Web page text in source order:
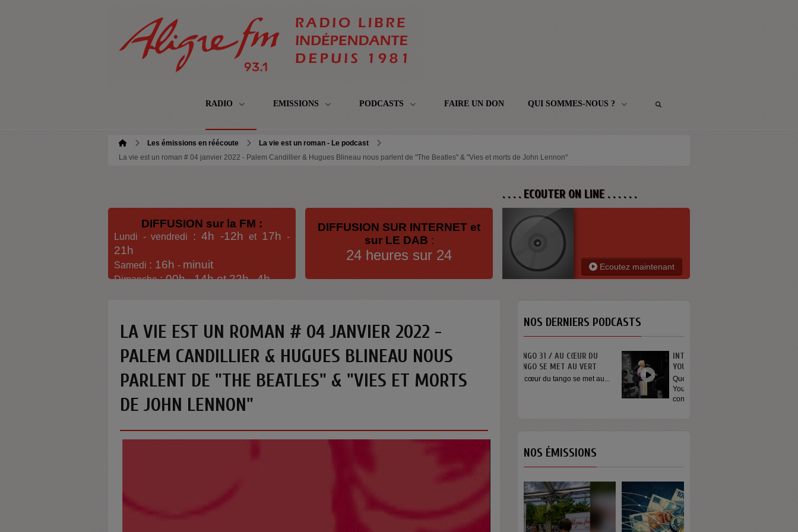
RADIO EMISSIONS PODCASTS FAIRE UN DON QUI SOMMES-NOUS ?
Les émissions en réécoute
La vie est un roman - Le podcast
La vie est un roman # 04 janvier 2022 - Palem Candillier & Hugues Blineau nous parlent de "The Beatles" & "Vies et morts de John Lennon"
DIFFUSION sur la FM :
Lundi - vendredi : 4h -12h et 17h -
21h
Samedi : 16h - minuit
Dimanche: 00h -14h et 22h-4h
DIFFUSION SUR INTERNET et
sur LE DAB :
24 heures sur 24
. . . . ECOUTER ON LINE . . . . . .
Ecoutez maintenant
LA VIE EST UN ROMAN # 04 JANVIER 2022 -
PALEM CANDILLIER & HUGUES BLINEAU NOUS
PARLENT DE "THE BEATLES" & "VIES ET MORTS
DE JOHN LENNON"
NOS DERNIERS PODCASTS
INTERVIEW SORTIE DE SCÈNE
YOUN SUN NAH
Quelques mots de la chanteuse
Youn Sun Nah après son
NOS ÉMISSIONS